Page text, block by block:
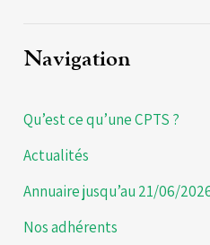
Navigation
Qu’est ce qu’une CPTS ?
Actualités
Annuaire jusqu’au 21/06/
Nos adhérents